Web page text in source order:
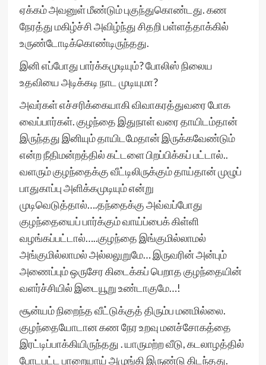
ஏக்கம் அவனுள் மீண்டும் புகுந்துகொண்டது. கண
நேரத்து மகிழ்ச்சி அவிழ்ந்து சிதறி பள்ளத்தாக்கில்
உருண்டோடிக்கொண்டிருந்தது.
இனி எப்போது பார்க்கமுடியும்? போலிஸ் நிலைய
உதவியை அடிக்கடி நாட முடியுமா?
அவர்கள் எச்சரிக்கையாகி விவாகரத்துவரை போக
வைப்பார்கள். குழந்தை இதுநாள் வரை தாயிடம்தான்
இருந்தது இனியும் தாயிடமேதான் இருக்கவேண்டும்
என்ற நீதிமன்றத்தில் கட்டளை பிறப்பிக்கப் பட்டால்..
வளரும் குழந்தைக்கு வீட்டிலிருக்கும் தாய்தான் முழுப்
பாதுகாப்பு அளிக்கமுடியும் என்று
முடிவெடுத்தால்….தந்தைக்கு அவ்வப்போது
குழந்தையைப் பார்க்கும் வாய்ப்பைக் கிள்ளி
வழங்கப்பட்டால்…..குழந்தை இங்குமில்லாமல்
அங்குமில்லாமல் அல்லலுறுமே… இருவரின் அன்பும்
அணைப்பும் ஒருசேர கிடைக்கப் பெறாத குழந்தையின்
வளர்ச்சியில் இடையூறு உண்டாகுமே…!
சூன்யம் நிறைந்த வீட்டுக்குத் திரும்ப மனமில்லை.
குழந்தையோடான கண நேர உறவு மனச்சோகத்தை
இரட்டிப்பாக்கியிருந்தது . யாருமற்ற வீடு, கடலாழத்தில்
போடபட்ட பாறையாய் அமுங்கி இருண்டு கிடந்தது.